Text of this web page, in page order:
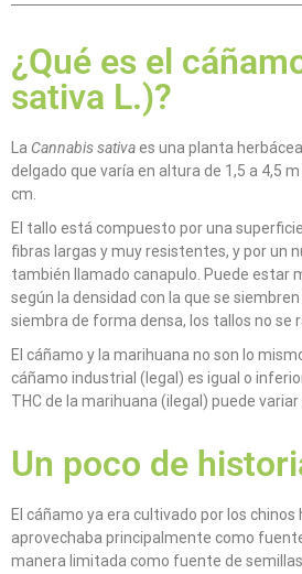
¿Qué es el
sativa L.)?
La Cannabis sativaes una planta
delgado que varía en altura de 1,5 a 4,5
cm.
El tallo está compuesto por una
fibras largas y muy resistentes, y por un
también llamado canapulo. Puede estar
según la densidad con la que se
siembra de forma densa, los tallos no se
El cáñamo y la marihuana no son lo
cáñamo industrial (legal) es igual o
THC de la marihuana (ilegal) puede variar
Un poco de
El cáñamo ya era cultivado por los chinos
aprovechaba principalmente como
manera limitada como fuente de